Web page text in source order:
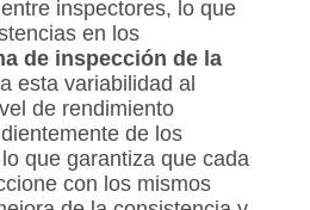
inspectores, lo que
en los
de inspección de la
esta variabilidad al
de rendimiento
de los
que garantiza que cada
con los mismos